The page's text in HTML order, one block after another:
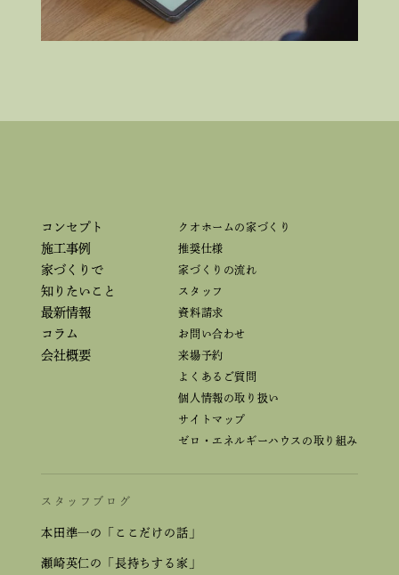
コンセプト
施工事例
家づくりで
知りたいこと
最新情報
コラム
会社概要
クオホームの家づくり
推奨仕様
家づくりの流れ
スタッフ
資料請求
お問い合わせ
来場予約
よくあるご質問
個人情報の取り扱い
サイトマップ
ゼロ・エネルギーハウスの取り組み
スタッフブログ
本田準一の「ここだけの話」
瀬崎英仁の「長持ちする家」